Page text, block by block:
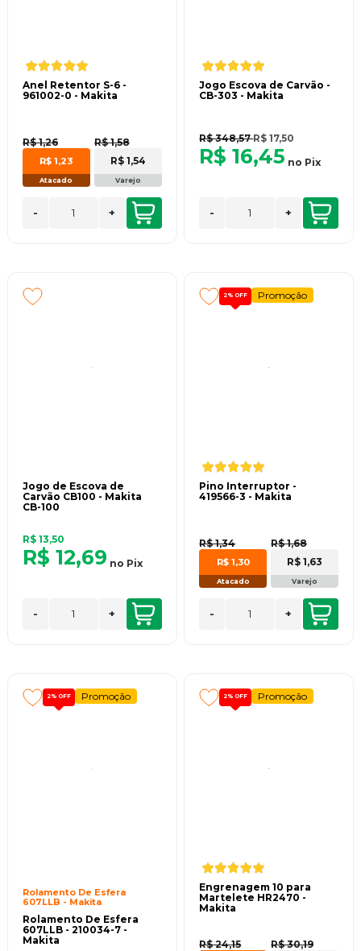
Anel Retentor S-6 -
961002-0 - Makita
R$ 1,26
R$ 1,23
Atacado
R$ 1,58
R$ 1,54
Varejo
- +
Jogo Escova de Carvão -
CB-303 - Makita
R$ 348,57R$ 17,50
R$ 16,45 no Pix
- +
Jogo de Escova de
Carvão CB100 - Makita
CB-100
R$ 13,50
R$ 12,69 no Pix
- +
2% OFF Promoção
Pino Interruptor -
419566-3 - Makita
R$ 1,34
R$ 1,30
Atacado
R$ 1,68
R$ 1,63
Varejo
- +
2% OFF Promoção
Rolamento De Esfera
607LLB - Makita
Rolamento De Esfera
607LLB - 210034-7 -
Makita
2% OFF Promoção
Engrenagem 10 para
Martelete HR2470 -
Makita
R$ 24,15
R$ 30,19